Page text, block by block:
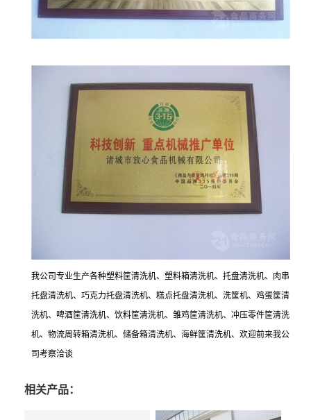
我公司专业生产各种塑料筐清洗机、塑料箱清洗机、托盘清洗机、肉串
托盘清洗机、巧克力托盘清洗机、糕点托盘清洗机、洗筐机、鸡蛋筐清
洗机、啤酒筐清洗机、饮料筐清洗机、雏鸡筐清洗机、冲压零件筐清洗
机、物流周转箱清洗机、储备箱清洗机、海鲜筐清洗机、欢迎前来我公
司考察洽谈
相关产品：